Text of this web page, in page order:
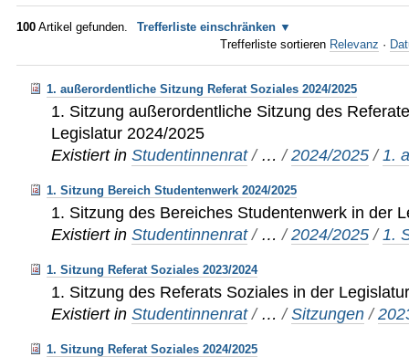
100 Artikel gefunden.
Trefferliste einschränken
Trefferliste sortieren Relevanz ·
1. außerordentliche Sitzung Referat Soziales 2024/2025
1. Sitzung außerordentliche Sitzung des
Legislatur 2024/2025
Existiert in Studentinnenrat / …/2024/2025 /1.
1. Sitzung Bereich Studentenwerk 2024/2025
1. Sitzung des Bereiches Studentenwerk in der
Existiert in Studentinnenrat / …/2024/2025 /1.
1. Sitzung Referat Soziales 2023/2024
1. Sitzung des Referats Soziales in der
Existiert in Studentinnenrat / …/Sitzungen /
1. Sitzung Referat Soziales 2024/2025